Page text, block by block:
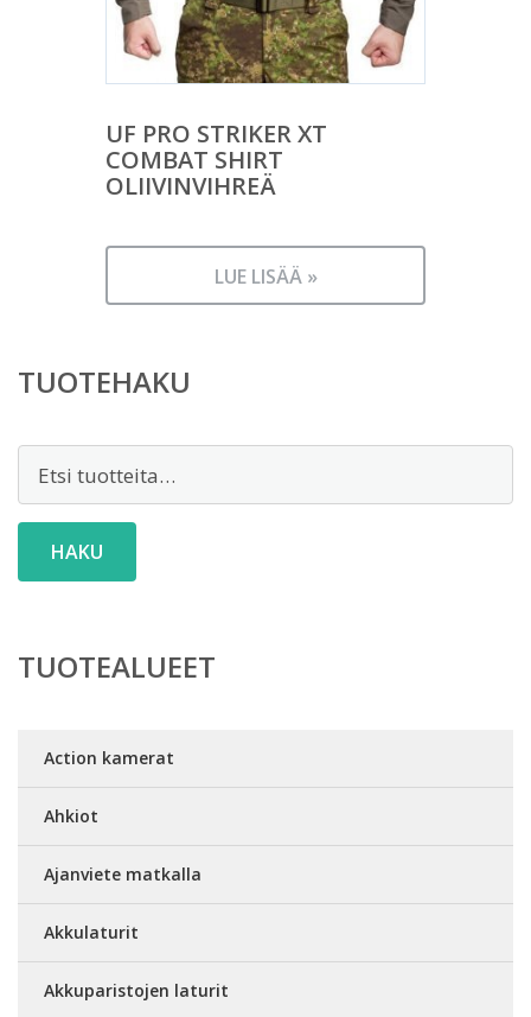
UF PRO STRIKER XT
COMBAT SHIRT
OLIIVINVIHREÄ
LUE LISÄÄ »
TUOTEHAKU
HAKU
TUOTEALUEET
Action kamerat
Ahkiot
Ajanviete matkalla
Akkulaturit
Akkuparistojen laturit